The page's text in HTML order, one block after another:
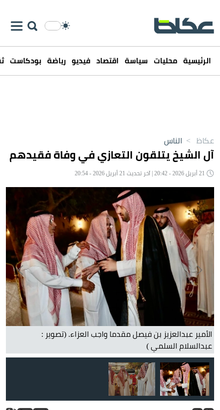
الرئيسية محليات سياسة اقتصاد فيديو رياضة بودكاست
عكاظ > الناس
آل الشيخ يتلقون التعازي في وفاة فقيدهم
الأمير عبدالعزيز بن فيصل مقدما واجب العزاء. (تصوير :
عبدالسلام السلمي )